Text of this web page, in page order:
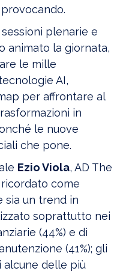
plenarie e
animato la giornata,
le mille
AI,
per affrontare al
in
le nuove
che pone.
Ezio Viola, AD The
come
sia un trend in
soprattutto nei
(44%) e di
(41%); gli
alcune delle più